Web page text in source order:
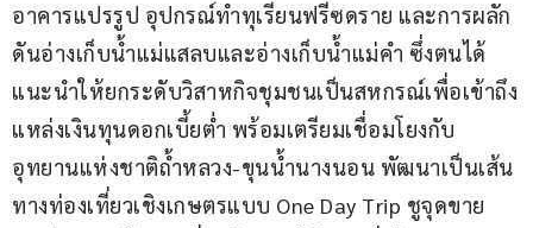
อาคารแปรรูป อุปกรณ์ทำทุเรียนฟรีซดราย และการผลัก
ดันอ่างเก็บน้ำแม่แสลบและอ่างเก็บน้ำแม่คำ ซึ่งตนได้
แนะนำให้ยกระดับวิสาหกิจชุมชนเป็นสหกรณ์เพื่อเข้าถึง
แหล่งเงินทุนดอกเบี้ยต่ำ พร้อมเตรียมเชื่อมโยงกับ
อุทยานแห่งชาติถ้ำหลวง-ขุนน้ำนางนอน พัฒนาเป็นเส้น
ทางท่องเที่ยวเชิงเกษตรแบบ One Day Trip ชูจุดขาย